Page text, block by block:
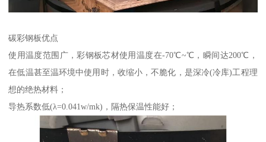
碳彩钢板优点
使用温度范围广，彩钢板芯材使用温度在-70℃~℃，瞬间达200℃，
在低温甚至温环境中使用时，收缩小，不脆化，是深冷(冷库)工程理
想的绝热材料；
导热系数低(λ=0.041w/mk)，隔热保温性能好；